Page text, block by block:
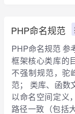
PHP命名规范
PHP命名规范 参
框架核心类库的
不强制规范，驼
范； 类库、函数
以命名空间定义
路径一致（包括